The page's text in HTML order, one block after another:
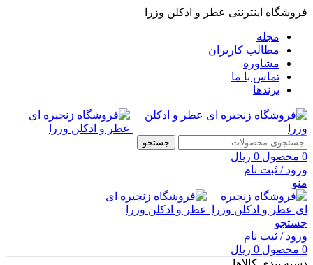
فروشگاه اینترنتی عطر و ادکلن وزرا
مجله
مطالب کاربران
مشاوره
تماس با ما
برندها
جستجو
0 محصول 0 ریال
ورود / ثبت نام
منو
جستجو
ورود / ثبت نام
0 محصول 0 ریال